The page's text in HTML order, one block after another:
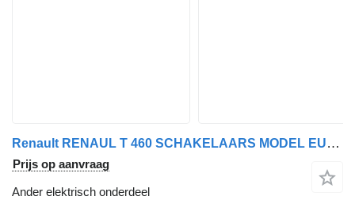
Renault RENAUL T 460 SCHAKELAARS MODEL EURO 6 22338209 voor vrachtwagen
Prijs op aanvraag
Ander elektrisch onderdeel